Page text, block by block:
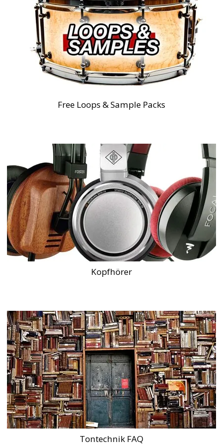
Free Loops & Sample Packs
Kopfhörer
Tontechnik FAQ